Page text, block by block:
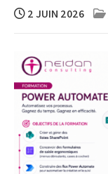
2 JUIN 2026